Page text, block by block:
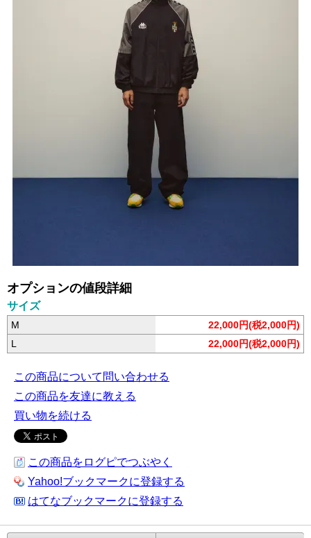
オプションの値段詳細
サイズ
M
22,000円(税2,000円)
L
22,000円(税2,000円)
この商品について問い合わせる
この商品を友達に教える
買い物を続ける
この商品をログピでつぶやく
Yahoo!ブックマークに登録する
はてなブックマークに登録する